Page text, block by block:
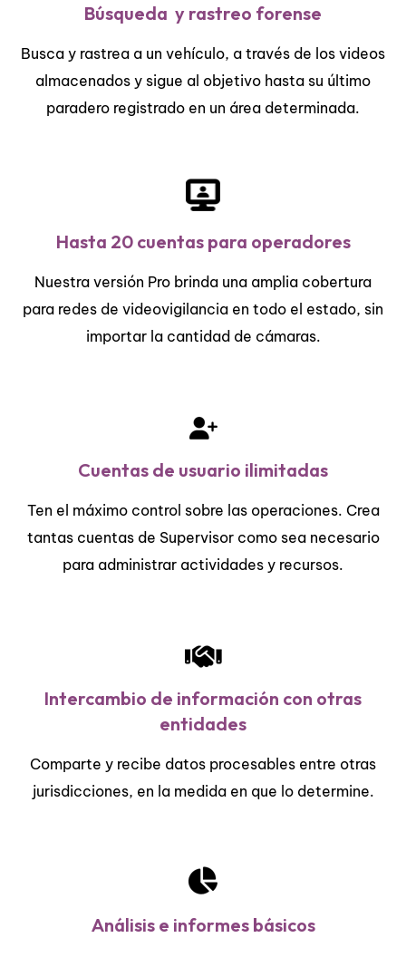
Búsqueda y rastreo forense
Busca y rastrea a un vehículo, a través de los videos
almacenados y sigue al objetivo hasta su último
paradero registrado en un área determinada.
Hasta 20 cuentas para operadores
Nuestra versión Pro brinda una amplia cobertura
para redes de videovigilancia en todo el estado, sin
importar la cantidad de cámaras.
Cuentas de usuario ilimitadas
Ten el máximo control sobre las operaciones. Crea
tantas cuentas de Supervisor como sea necesario
para administrar actividades y recursos.
Intercambio de información con otras
entidades
Comparte y recibe datos procesables entre otras
jurisdicciones, en la medida en que lo determine.
Análisis e informes básicos